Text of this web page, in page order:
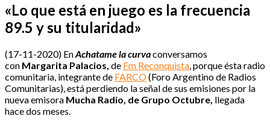
«Lo que está en juego es la frecuencia
89.5 y su titularidad»
(17-11-2020) EnAchatame la curvaconversamos
con Margarita Palacios, de Fm Reconquista , porque ésta radio
comunitaria, integrante de FARCO(Foro Argentino de Radios
Comunitarias), está perdiendo la señal de sus emisiones por la
nueva emisora Mucha Radio, de Grupo Octubre, llegada
hace dos meses.